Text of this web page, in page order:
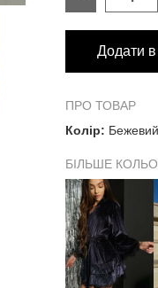
Довжина
Додати
ПРО ТОВАР
Колір: Бежевий
БІЛЬШЕ